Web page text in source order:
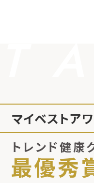
マイベストア
トレンド健康
最優秀